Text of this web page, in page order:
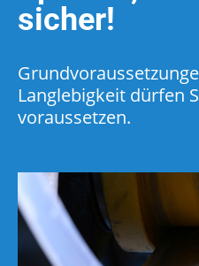
sicher!
Langlebigkeit dürfen
voraussetzen.